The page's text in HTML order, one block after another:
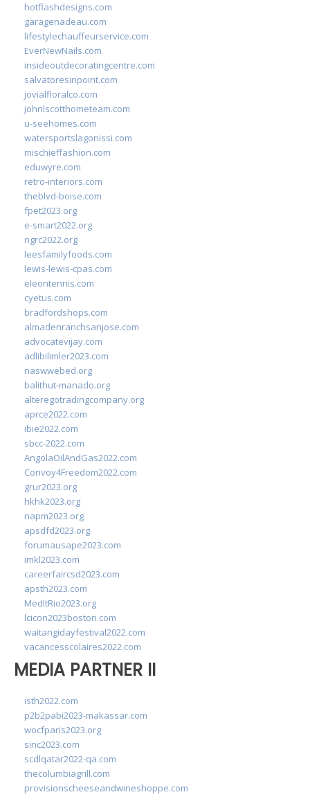
hotflashdesigns.com
garagenadeau.com
lifestylechauffeurservice.com
EverNewNails.com
insideoutdecoratingcentre.com
salvatoresinpoint.com
jovialfloralco.com
johnlscotthometeam.com
u-seehomes.com
watersportslagonissi.com
mischieffashion.com
eduwyre.com
retro-interiors.com
theblvd-boise.com
fpet2023.org
e-smart2022.org
ngrc2022.org
leesfamilyfoods.com
lewis-lewis-cpas.com
eleontennis.com
cyetus.com
bradfordshops.com
almadenranchsanjose.com
advocatevijay.com
adlibilimler2023.com
naswwebed.org
balithut-manado.org
alteregotradingcompany.org
aprce2022.com
ibie2022.com
sbcc-2022.com
AngolaOilAndGas2022.com
Convoy4Freedom2022.com
grur2023.org
hkhk2023.org
napm2023.org
apsdfd2023.org
forumausape2023.com
imkl2023.com
careerfaircsd2023.com
apsth2023.com
MedItRio2023.org
lcicon2023boston.com
waitangidayfestival2022.com
vacancesscolaires2022.com
MEDIA PARTNER II
isth2022.com
p2b2pabi2023-makassar.com
wocfparis2023.org
sinc2023.com
scdlqatar2022-qa.com
thecolumbiagrill.com
provisionscheeseandwineshoppe.com